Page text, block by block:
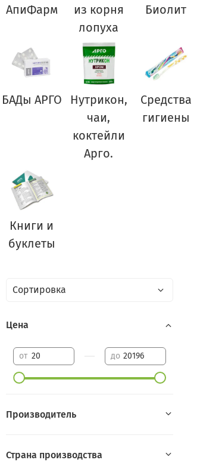
АпиФарм
из корня
лопуха
Биолит
БАДы АРГО
Нутрикон,
чаи,
коктейли
Арго.
Средства
гигиены
Книги и
буклеты
Цена
от до
Производитель
Страна производства